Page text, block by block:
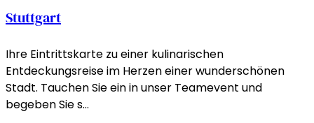
Stuttgart
Ihre Eintrittskarte zu einer kulinarischen
Entdeckungsreise im Herzen einer wunderschönen
Stadt. Tauchen Sie ein in unser Teamevent und
begeben Sie s…